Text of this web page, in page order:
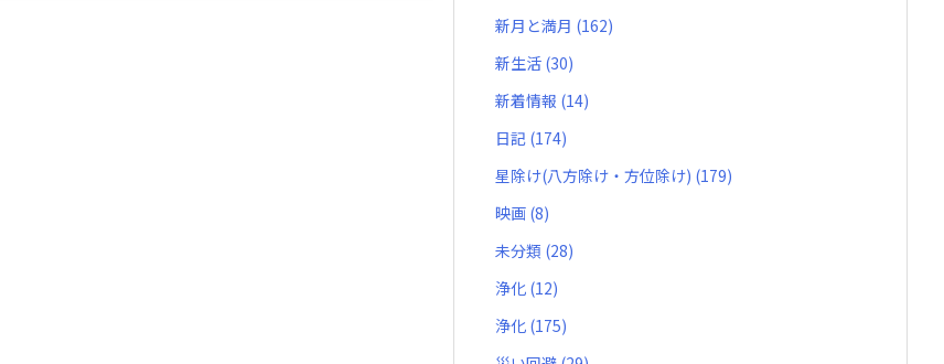
新月と満月 (162)
新生活 (30)
新着情報 (14)
日記 (174)
星除け(八方除け・方位除け) (179)
映画 (8)
未分類 (28)
浄化 (12)
浄化 (175)